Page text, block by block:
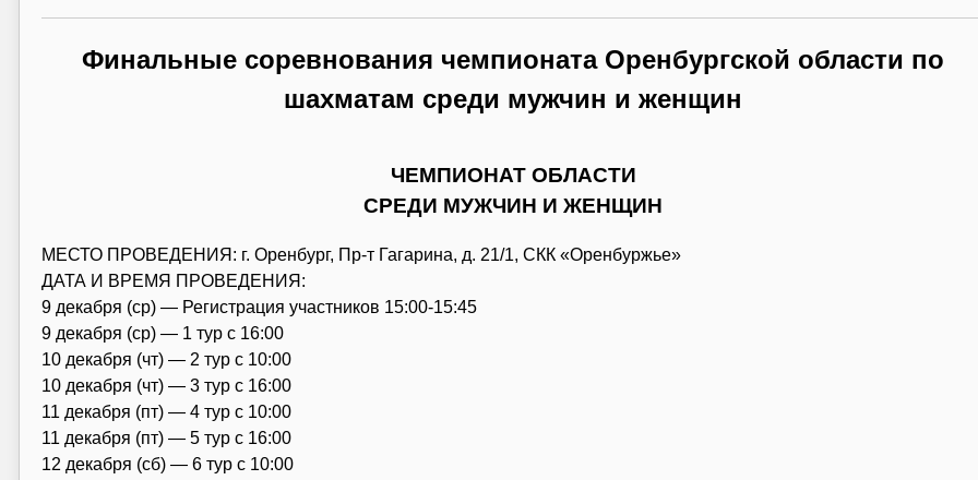
Финальные соревнования чемпионата Оренбургской области по
шахматам среди мужчин и женщин
ЧЕМПИОНАТ ОБЛАСТИ
СРЕДИ МУЖЧИН И ЖЕНЩИН
МЕСТО ПРОВЕДЕНИЯ: г. Оренбург, Пр-т Гагарина, д. 21/1, СКК «Оренбуржье»
ДАТА И ВРЕМЯ ПРОВЕДЕНИЯ:
9 декабря (ср) — Регистрация участников 15:00-15:45
9 декабря (ср) — 1 тур с 16:00
10 декабря (чт) — 2 тур с 10:00
10 декабря (чт) — 3 тур с 16:00
11 декабря (пт) — 4 тур с 10:00
11 декабря (пт) — 5 тур с 16:00
12 декабря (сб) — 6 тур с 10:00